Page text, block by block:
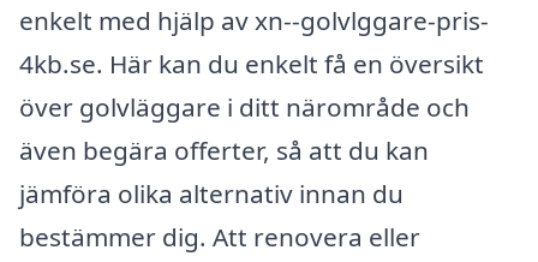
enkelt med hjälp av xn--golvlggare-pris-
4kb.se. Här kan du enkelt få en översikt
över golvläggare i ditt närområde och
även begära offerter, så att du kan
jämföra olika alternativ innan du
bestämmer dig. Att renovera eller